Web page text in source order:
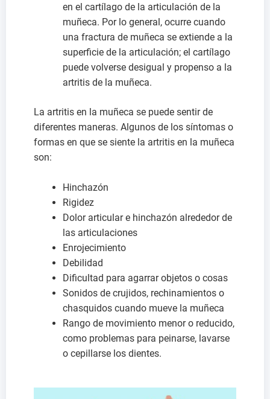
en el cartílago de la articulación de la
muñeca. Por lo general, ocurre cuando
una fractura de muñeca se extiende a la
superficie de la articulación; el cartílago
puede volverse desigual y propenso a la
artritis de la muñeca.
La artritis en la muñeca se puede sentir de
diferentes maneras. Algunos de los síntomas o
formas en que se siente la artritis en la muñeca
son:
Hinchazón
Rigidez
Dolor articular e hinchazón alrededor de
las articulaciones
Enrojecimiento
Debilidad
Dificultad para agarrar objetos o cosas
Sonidos de crujidos, rechinamientos o
chasquidos cuando mueve la muñeca
Rango de movimiento menor o reducido,
como problemas para peinarse, lavarse
o cepillarse los dientes.